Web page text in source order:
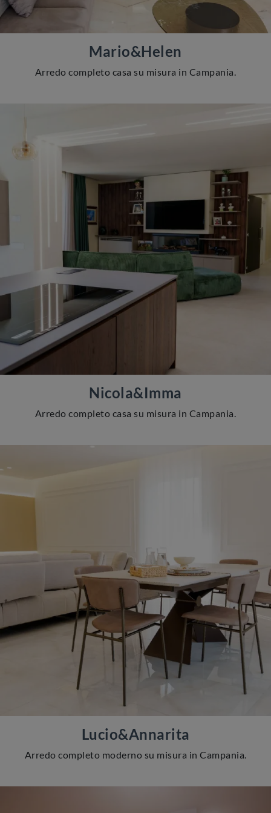
Mario&Helen
Arredo completo casa su misura in Campania.
Nicola&Imma
Arredo completo casa su misura in Campania.
Lucio&Annarita
Arredo completo moderno su misura in Campania.